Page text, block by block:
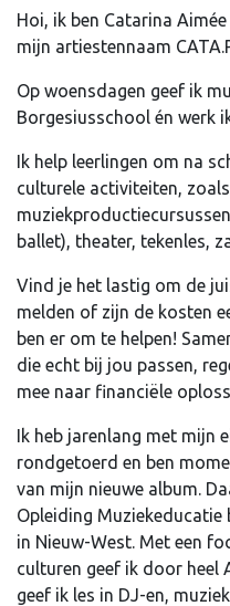
Hoi, ik ben Catarina
mijn artiestennaam
Op woensdagen geef ik
Borgesiusschool én werk
Ik help leerlingen om na
culturele activiteiten,
ballet), theater, tekenles,
Vind je het lastig om de
melden of zijn de kosten
ben er om te helpen!
die echt bij jou passen,
mee naar financiële
Ik heb jarenlang met mijn
rondgetoerd en ben
van mijn nieuwe album.
Opleiding
in Nieuw-West. Met een
culturen geef ik door heel
geef ik les in DJ-en,